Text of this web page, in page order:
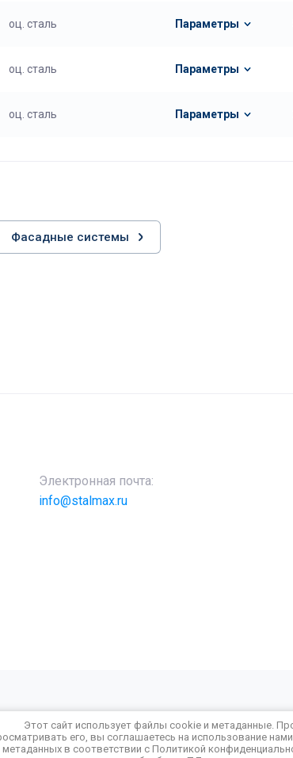
оц. сталь Параметры
оц. сталь Параметры
оц. сталь Параметры
Фасадные системы
Электронная почта:
info@stalmax.ru
Этот сайт использует файлы cookie и метаданные.
его, вы соглашаетесь на использование
метаданных в соответствии с Политикой